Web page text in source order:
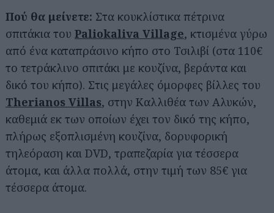
Πού θα μείνετε: Στα κουκλίστικα πέτρινα
σπιτάκια του Paliokaliva Village, κτισμένα γύρω
από ένα καταπράσινο κήπο στο Τσιλιβί (στα 110€
το τετράκλινο σπιτάκι με κουζίνα, βεράντα και
δικό του κήπο). Στις μεγάλες όμορφες βίλλες του
Therianos Villas, στην Καλλιθέα των Αλυκών,
καθεμιά εκ των οποίων έχει τον δικό της κήπο,
πλήρως εξοπλισμένη κουζίνα, δορυφορική
τηλεόραση και DVD, τραπεζαρία για τέσσερα
άτομα, και άλλα πολλά, στην τιμή των 85€ για
τέσσερα άτομα.